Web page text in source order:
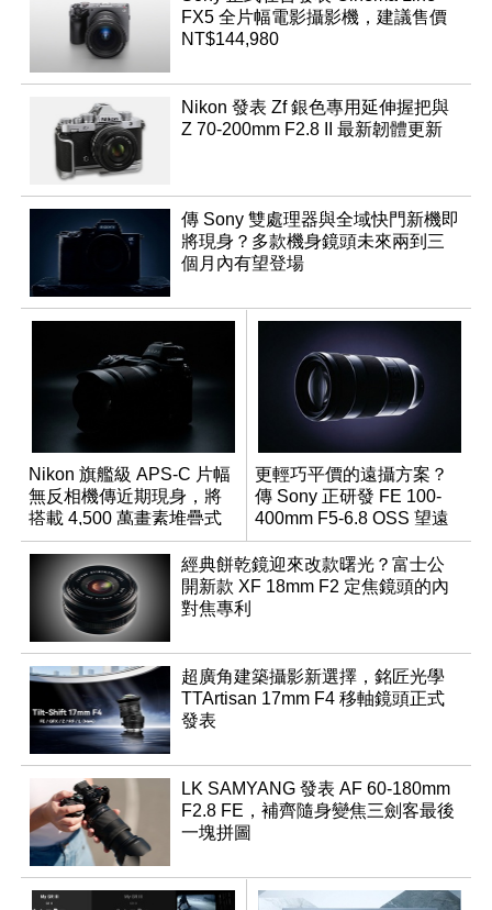
FX5 全片幅電影攝影機，建議售價
NT$144,980
Nikon 發表 Zf 銀色專用延伸握把與
Z 70-200mm F2.8 II 最新韌體更新
傳 Sony 雙處理器與全域快門新機即
將現身？多款機身鏡頭未來兩到三
個月內有望登場
Nikon 旗艦級 APS-C 片幅
無反相機傳近期現身，將
搭載 4,500 萬畫素堆疊式
感光元件？
更輕巧平價的遠攝方案？
傳 Sony 正研發 FE 100-
400mm F5-6.8 OSS 望遠
變焦鏡頭
經典餅乾鏡迎來改款曙光？富士公
開新款 XF 18mm F2 定焦鏡頭的內
對焦專利
超廣角建築攝影新選擇，銘匠光學
TTArtisan 17mm F4 移軸鏡頭正式
發表
LK SAMYANG 發表 AF 60-180mm
F2.8 FE，補齊隨身變焦三劍客最後
一塊拼圖